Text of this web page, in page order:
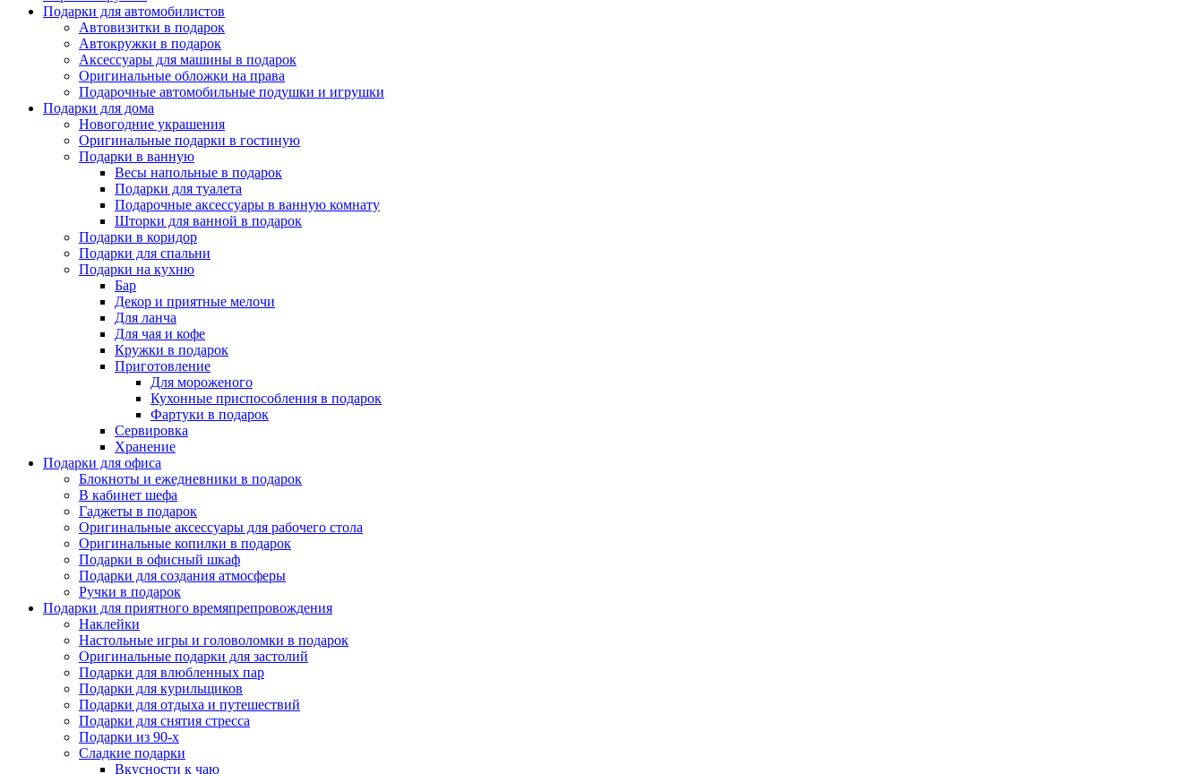
Подарки для автомобилистов
Автовизитки в подарок
Автокружки в подарок
Аксессуары для машины в подарок
Оригинальные обложки на права
Подарочные автомобильные подушки и игрушки
Подарки для дома
Новогодние украшения
Оригинальные подарки в гостиную
Подарки в ванную
Весы напольные в подарок
Подарки для туалета
Подарочные аксессуары в ванную комнату
Шторки для ванной в подарок
Подарки в коридор
Подарки для спальни
Подарки на кухню
Бар
Декор и приятные мелочи
Для ланча
Для чая и кофе
Кружки в подарок
Приготовление
Для мороженого
Кухонные приспособления в подарок
Фартуки в подарок
Сервировка
Хранение
Подарки для офиса
Блокноты и ежедневники в подарок
В кабинет шефа
Гаджеты в подарок
Оригинальные аксессуары для рабочего стола
Оригинальные копилки в подарок
Подарки в офисный шкаф
Подарки для создания атмосферы
Ручки в подарок
Подарки для приятного времяпрепровождения
Наклейки
Настольные игры и головоломки в подарок
Оригинальные подарки для застолий
Подарки для влюбленных пар
Подарки для курильщиков
Подарки для отдыха и путешествий
Подарки для снятия стресса
Подарки из 90-х
Сладкие подарки
Вкусности к чаю